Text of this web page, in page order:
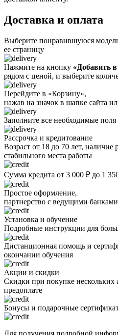
Доставка и оплата
Выберите понравившуюся
ее страницу
Нажмите на кнопку «Добавить
рядом с ценой, и выберите
Перейдите в «Корзину»,
нажав на значок в шапке сайта
Заполните все необходимые поля
Рассрочка и кредитование
Возраст от 18 до 70 лет,
стабильного места работы
Сумма кредита от 3 000 ₽ до 1
Простое оформление,
партнерство с ведущими банками
Установка и обучение
Подробные инструкции для
Дистанционная помощь и
окончании обучения
Акции и скидки
Скидки при покупке нескольких
предоплате
Бонусы и подарочные
Для получения подробной